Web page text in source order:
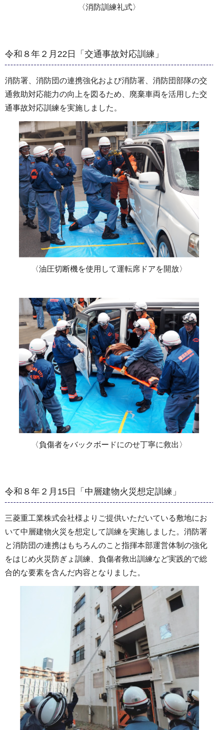
〈消防訓練礼式〉
令和８年２月22日「交通事故対応訓練」
消防署、消防団の連携強化および消防署、消防団部隊の交
通救助対応能力の向上を図るため、廃棄車両を活用した交
通事故対応訓練を実施しました。
〈油圧切断機を使用して運転席ドアを開放〉
〈負傷者をバックボードにのせ丁寧に救出〉
令和８年２月15日「中層建物火災想定訓練」
三菱重工業株式会社様よりご提供いただいている敷地にお
いて中層建物火災を想定して訓練を実施しました。消防署
と消防団の連携はもちろんのこと指揮本部運営体制の強化
をはじめ火災防ぎょ訓練、負傷者救出訓練など実践的で総
合的な要素を含んだ内容となりました。